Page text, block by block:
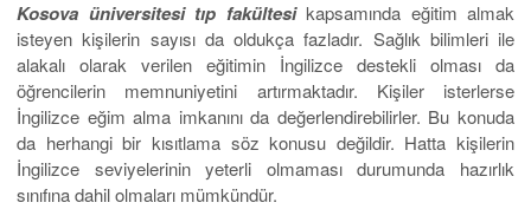
Kosova üniversitesi tıp fakültesikapsamında eğitim almak
isteyen kişilerin sayısı da oldukça fazladır. Sağlık bilimleri ile
alakalı olarak verilen eğitimin İngilizce destekli olması da
öğrencilerin memnuniyetini artırmaktadır. Kişiler isterlerse
İngilizce eğim alma imkanını da değerlendirebilirler. Bu konuda
da herhangi bir kısıtlama söz konusu değildir. Hatta kişilerin
İngilizce seviyelerinin yeterli olmaması durumunda hazırlık
sınıfına dahil olmaları mümkündür.